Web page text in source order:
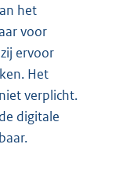
het
voor
ervoor
Het
verplicht.
digitale